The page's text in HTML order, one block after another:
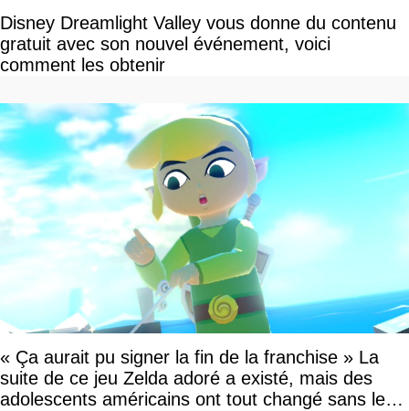
Disney Dreamlight Valley vous donne du contenu
gratuit avec son nouvel événement, voici
comment les obtenir
« Ça aurait pu signer la fin de la franchise » La
suite de ce jeu Zelda adoré a existé, mais des
adolescents américains ont tout changé sans le